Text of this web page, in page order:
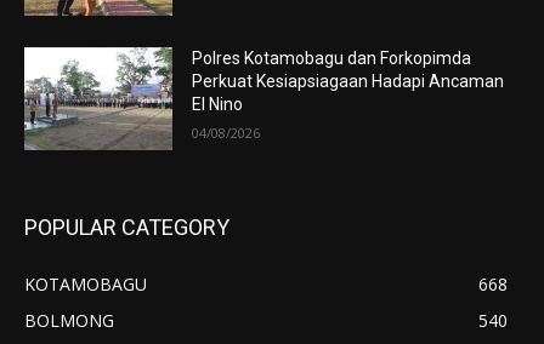
Polres Kotamobagu dan Forkopimda
Perkuat Kesiapsiagaan Hadapi Ancaman
El Nino
04/08/2026
POPULAR CATEGORY
KOTAMOBAGU
668
BOLMONG
540